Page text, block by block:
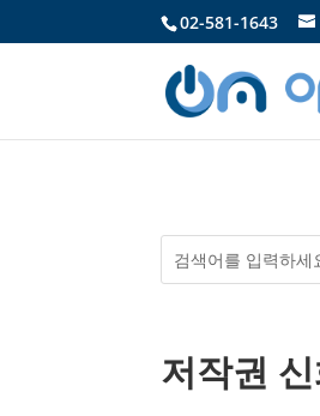
02-581-1643
저작권